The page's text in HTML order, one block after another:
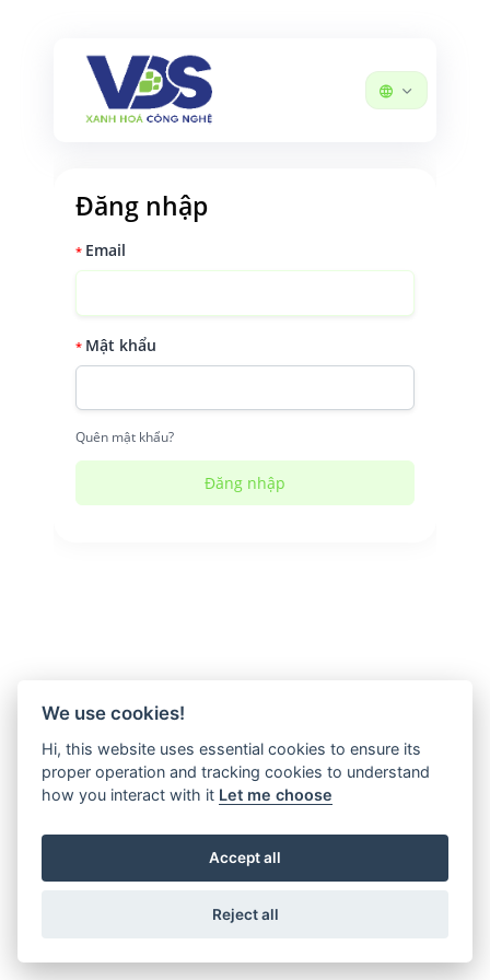
Đăng nhập
* Email
* Mật khẩu
Quên mật khẩu?
Đăng nhập
We use cookies!
Hi, this website uses essential cookies to ensure its
proper operation and tracking cookies to understand
how you interact with it Let me choose
Accept all
Reject all